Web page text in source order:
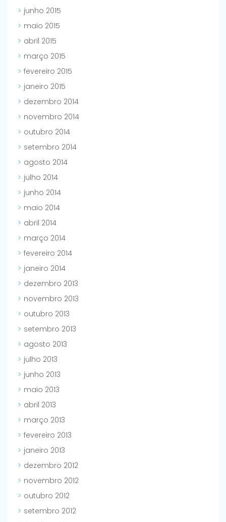
junho 2015
maio 2015
abril 2015
março 2015
fevereiro 2015
janeiro 2015
dezembro 2014
novembro 2014
outubro 2014
setembro 2014
agosto 2014
julho 2014
junho 2014
maio 2014
abril 2014
março 2014
fevereiro 2014
janeiro 2014
dezembro 2013
novembro 2013
outubro 2013
setembro 2013
agosto 2013
julho 2013
junho 2013
maio 2013
abril 2013
março 2013
fevereiro 2013
janeiro 2013
dezembro 2012
novembro 2012
outubro 2012
setembro 2012